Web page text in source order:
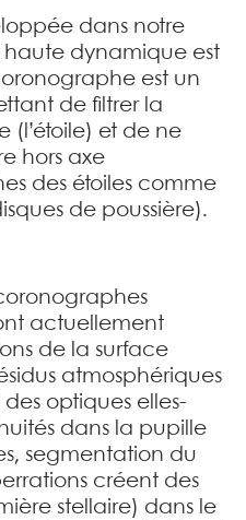
dans notre
haute dynamique est
est un
de filtrer la
(l’étoile) et de ne
hors axe
des étoiles comme
de poussière).
actuellement
de la surface
atmosphériques
optiques elles-
dans la pupille
segmentation du
créent des
stellaire) dans le